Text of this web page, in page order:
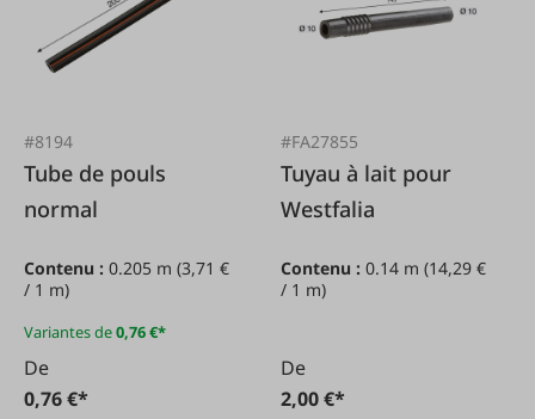
#8194
Tube de pouls
normal
Contenu : 0.205 m (3,71 €
/ 1 m)
Variantes de0,76 €*
De
0,76 €*
#FA27855
Tuyau à lait pour
Westfalia
Contenu :0.14 m(14,29 €
/ 1 m)
De
2,00 €*